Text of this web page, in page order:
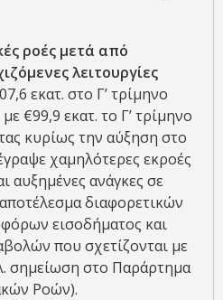
ροές μετά από
λειτουργίες
εκατ. στο Γ’ τρίμηνο
€99,9 εκατ. το Γ’ τρίμηνο
κυρίως την αύξηση στο
χαμηλότερες εκροές
αυξημένες ανάγκες σε
διαφορετικών
εισοδήματος και
που σχετίζονται με
σημείωση στο Παράρτημα
Ροών).